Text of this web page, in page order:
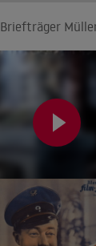
Briefträger